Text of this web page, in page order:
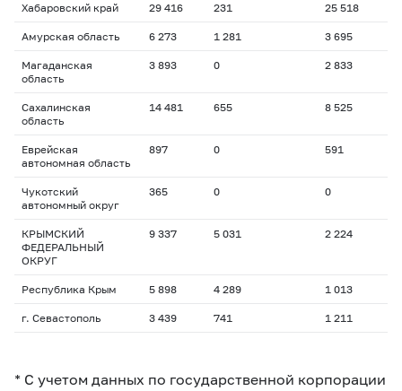
Хабаровский край 29 416 231 25 518
Амурская область 6 273 1 281 3 695
Магаданская
область
3 893 0 2 833
Сахалинская
область
14 481 655 8 525
Еврейская
автономная область
897 0 591
Чукотский
автономный округ
365 0 0
КРЫМСКИЙ
ФЕДЕРАЛЬНЫЙ
ОКРУГ
9 337 5 031 2 224
Республика Крым 5 898 4 289 1 013
г. Севастополь 3 439 741 1 211
* С учетом данных по государственной корпорации